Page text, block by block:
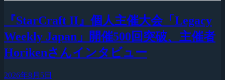
『StarCraft II』個人主催大会「Legacy
Weekly Japan」開催500回突破、主催者
Horikenさんインタビュー
2026年8月5日